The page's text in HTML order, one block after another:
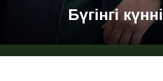
Бүгінгі